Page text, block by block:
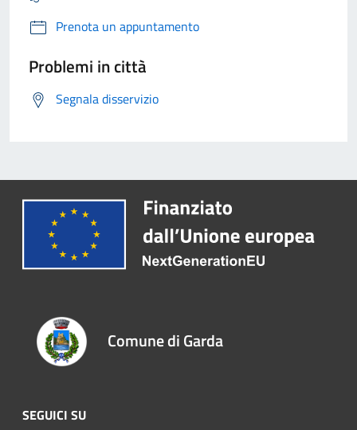
Prenota un appuntamento
Problemi in città
Segnala disservizio
Comune di Garda
SEGUICI SU